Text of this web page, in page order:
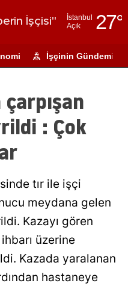
İşçisi"
İstanbul
Açık
27°
Adıyaman
Ağrı
Amasya
Antalya
Artvin
Balıkesir
Bilecik
İşçinin Gündemi
: Çok
tır ile işçi
meydana gelen
Kazayı gören
üzerine
Kazada yaralanan
hastaneye